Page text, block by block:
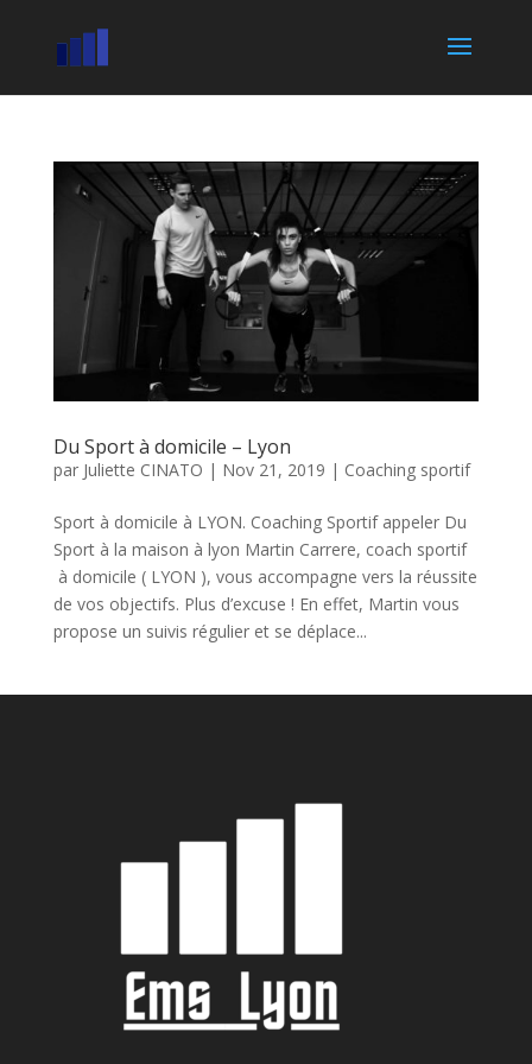
Du Sport à domicile – Lyon
par Juliette CINATO | Nov 21, 2019 | Coaching sportif
Sport à domicile à LYON. Coaching Sportif appeler Du
Sport à la maison à lyon Martin Carrere, coach sportif
à domicile ( LYON ), vous accompagne vers la réussite
de vos objectifs. Plus d’excuse ! En effet, Martin vous
propose un suivis régulier et se déplace...